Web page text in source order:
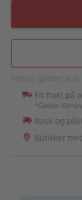
Inspirasjon
Prisen gjelder
Fri frakt på
*Gjelder
Rask og
Butikker